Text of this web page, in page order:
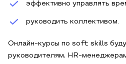
эффективно управлять
руководить коллективом.
Онлайн-курсы по soft skills
руководителям, HR-